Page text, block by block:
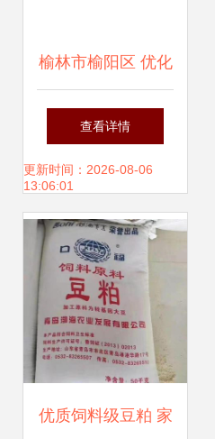
榆林市榆阳区 优化
畜牧养殖产业链 奏
响乡村振兴“牧
歌”家禽加工新乐章
查看详情
更新时间：2026-08-06
13:06:01
优质饲料级豆粕 家